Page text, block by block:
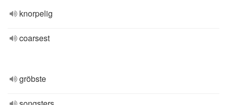
knorpelig
coarsest
gröbste